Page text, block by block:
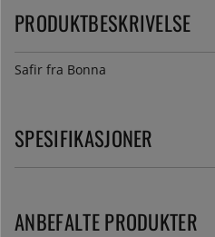
PRODUKTBESKRIVELSE
Safir fra Bonna
SPESIFIKASJONER
ANBEFALTE PRODUKTER